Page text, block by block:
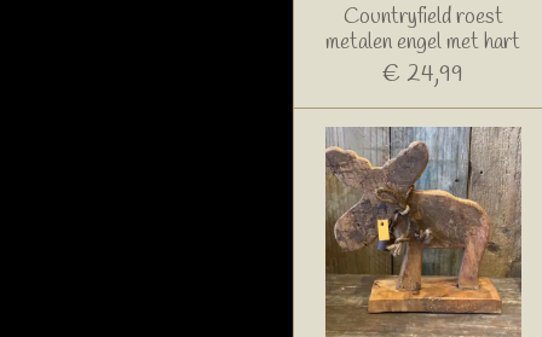
Countryfield roest
metalen engel met hart
€ 24,99